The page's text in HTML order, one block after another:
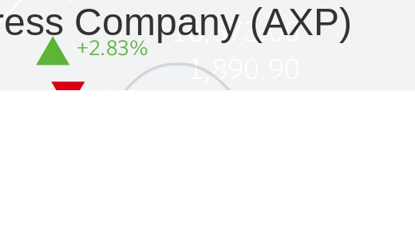
Company (AXP)